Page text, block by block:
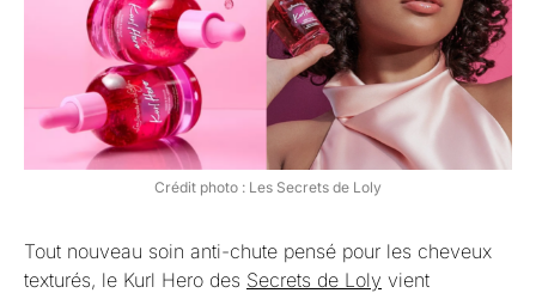
Crédit photo : Les Secrets de Loly
Tout nouveau soin anti-chute pensé pour les cheveux
texturés, le Kurl Hero des Secrets de Loly vient